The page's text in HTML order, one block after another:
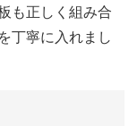
19:02
も正しく組み合
丁寧に入れまし